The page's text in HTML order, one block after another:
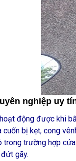
nghiệp uy
động được khi
bị kẹt, cong
trường hợp
gãy.